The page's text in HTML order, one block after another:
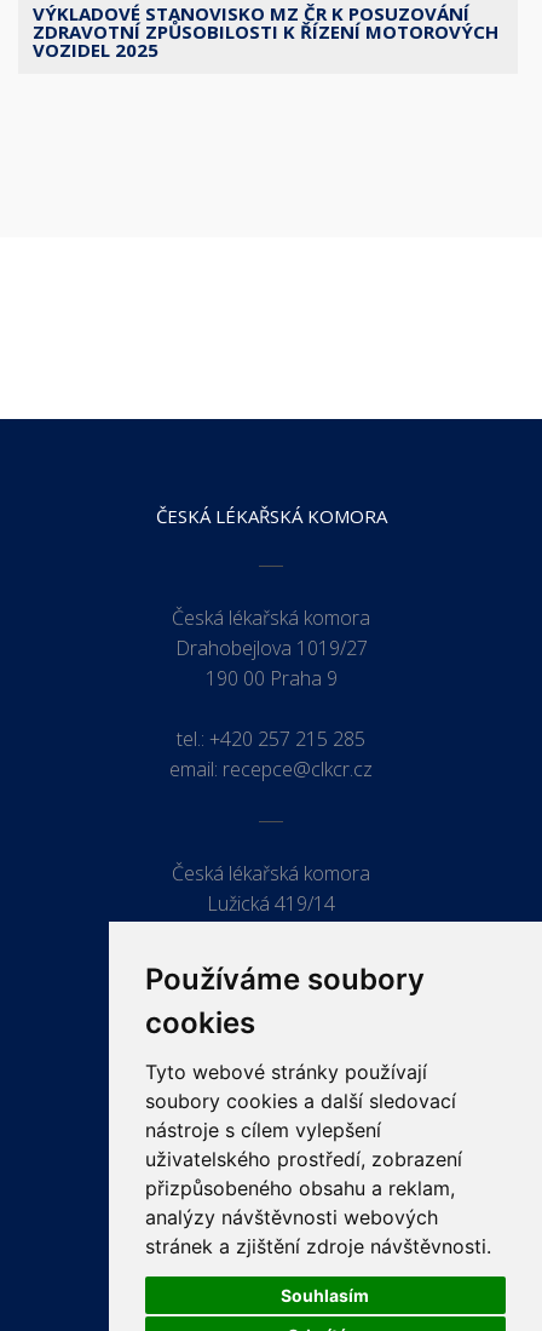
Používáme soubory
cookies
Tyto webové stránky používají
soubory cookies a další sledovací
nástroje s cílem vylepšení
uživatelského prostředí, zobrazení
přizpůsobeného obsahu a reklam,
analýzy návštěvnosti webových
stránek a zjištění zdroje návštěvnosti.
Souhlasím
VÝKLADOVÉ STANOVISKO MZ ČR K POSUZOVÁNÍ
ZDRAVOTNÍ ZPŮSOBILOSTI K ŘÍZENÍ MOTOROVÝCH
VOZIDEL 2025
ČESKÁ LÉKAŘSKÁ KOMORA
Česká lékařská komora
Drahobejlova 1019/27
190 00 Praha 9
tel.: +420 257 215 285
email: recepce@clkcr.cz
Česká lékařská komora
Lužická 419/14
ODKAZY
PRO LÉKAŘE
PRO VEŘEJNOST
VZDĚLÁVÁNÍ